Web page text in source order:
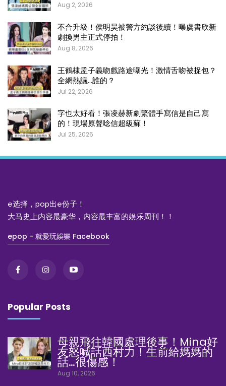
Aug 2, 2026
不合升級！侯明昊被警方約談後續！曝虞書欣新
劇換男主正式停拍！
Aug 8, 2026
王鶴棣孟子義吻戲路途曝光！激情舌吻被捉包？
全網熱議…誰的？
Jul 22, 2026
字也太好看！張凌赫新劇繁體手寫信是自己寫
的！現場原聲唸信超級蘇！
Jul 25, 2026
e选择，pop出e份子！
大马史上内容最豪华，内容最丰富的娱乐周刊！！
epop - 就愛玩娛樂 Facebook
Popular Posts
母親飛往韓國處理後事！Mina好
友怒喊話西村力！生前給媽媽的
話…很傷感！
Aug 10, 2026